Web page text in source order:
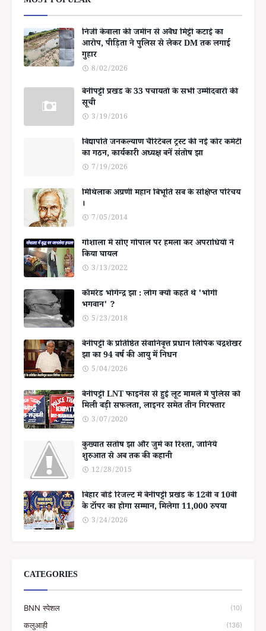
निजी केवाला की जमीन से अवैध मिट्टी कटाई का
आरोप, पीड़िता ने पुलिस से लेकर DM तक लगाई
गुहार
8/02/2026
बेनीपट्टी प्रखंड के 33 पंचायतों के सभी उम्मीदवारों की
सूची
3/19/2016
विद्यापति जनकल्याण चैरिटेबल ट्रस्ट की नई कोर कमेटी
का गठन, कार्यकारी अध्यक्ष बनें संतोष झा
7/19/2026
मिथिलाक अग्रणी महान बिभूति सब के संक्षिप्त परिचय
।
7/05/2014
गोशाला में सोए गोपाल पर हमला कर अपराधियों ने
किया घायल
3/13/2022
कॉमरेड भोगेन्द्र झा : लोग क्यों कहते थे 'भोगी
भगवान' ?
5/23/2018
बेनीपट्टी के प्रतिष्ठित सेवानिवृत्त प्रधान लिपिक चंद्रशेखर
झा का 94 वर्ष की आयु में निधन
5/04/2026
बेनीपट्टी LNT फाइनेंस से हुई लूट मामले में पुलिस को
मिली बड़ी सफलता, लाइनर समेत तीन गिरफ्तार
3/07/2020
कुख्यात संतोष झा और जुर्म का रिश्ता, जानिये
शुरुआत से अब तक की कहानी
12/28/2015
बिहार बोर्ड रिजल्ट में बेनीपट्टी प्रखंड के 12वीं व 10वीं
के टॉपर का होगा सम्मान, मिलेगा 11,000 रुपया
3/24/2026
CATEGORIES
BNN स्पेशल (10)
कलुआही (136)